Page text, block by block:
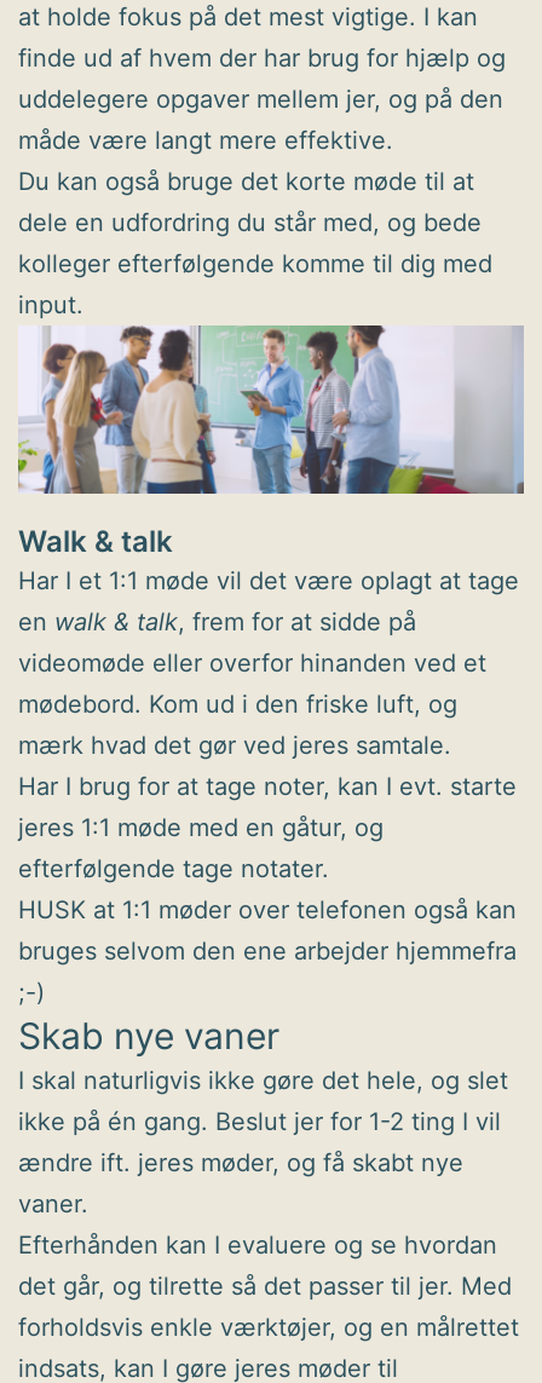
at holde fokus på det mest vigtige. I kan
finde ud af hvem der har brug for hjælp og
uddelegere opgaver mellem jer, og på den
måde være langt mere effektive.
Du kan også bruge det korte møde til at
dele en udfordring du står med, og bede
kolleger efterfølgende komme til dig med
input.
Walk & talk
Har I et 1:1 møde vil det være oplagt at tage
en walk & talk, frem for at sidde på
videomøde eller overfor hinanden ved et
mødebord. Kom ud i den friske luft, og
mærk hvad det gør ved jeres samtale.
Har I brug for at tage noter, kan I evt. starte
jeres 1:1 møde med en gåtur, og
efterfølgende tage notater.
HUSK at 1:1 møder over telefonen også kan
bruges selvom den ene arbejder hjemmefra
;-)
Skab nye vaner
I skal naturligvis ikke gøre det hele, og slet
ikke på én gang. Beslut jer for 1-2 ting I vil
ændre ift. jeres møder, og få skabt nye
vaner.
Efterhånden kan I evaluere og se hvordan
det går, og tilrette så det passer til jer. Med
forholdsvis enkle værktøjer, og en målrettet
indsats, kan I gøre jeres møder til